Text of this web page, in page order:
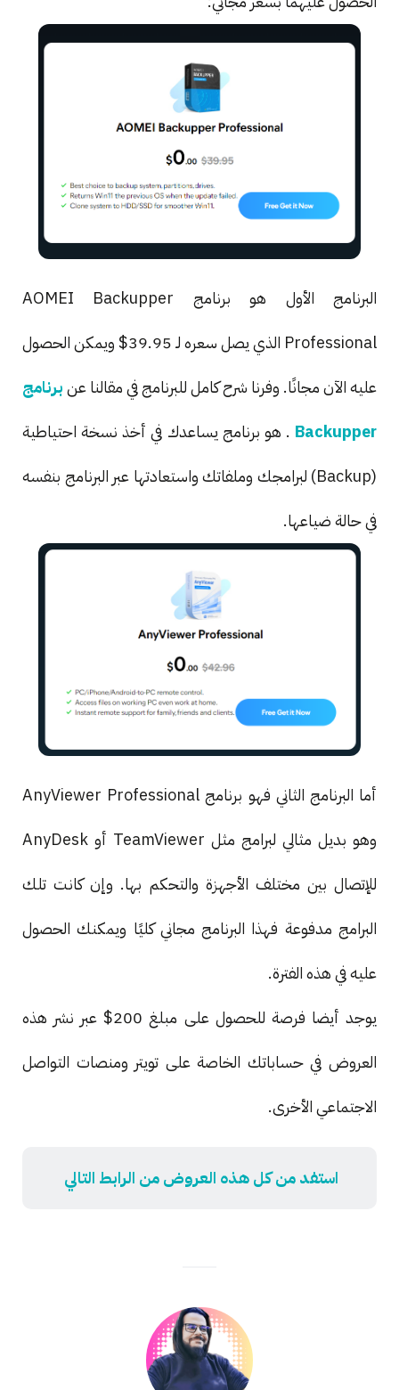
البرنامج الأول هو برنامج AOMEI Backupper
Professional الذي يصل سعره لـ 39.95$ ويمكن الحصول
عليه الآن مجانًا. وفرنا شرح كامل للبرنامج في مقالنا عنبرنامج
Backupper . هو برنامج يساعدك في أخذ نسخة احتياطية
(Backup) لبرامجك وملفاتك واستعادتها عبر البرنامج بنفسه
في حالة ضياعها.
أما البرنامج الثاني فهو برنامج AnyViewer Professional
وهو بديل مثالي لبرامج مثل TeamViewer أو AnyDesk
للإتصال بين مختلف الأجهزة والتحكم بها. وإن كانت تلك
البرامج مدفوعة فهذا البرنامج مجاني كليًا ويمكنك الحصول
عليه في هذه الفترة.
يوجد أيضا فرصة للحصول على مبلغ 200$ عبر نشر هذه
العروض في حساباتك الخاصة على تويتر ومنصات التواصل
الاجتماعي الأخرى.
استفد من كل هذه العروض من الرابط التالي